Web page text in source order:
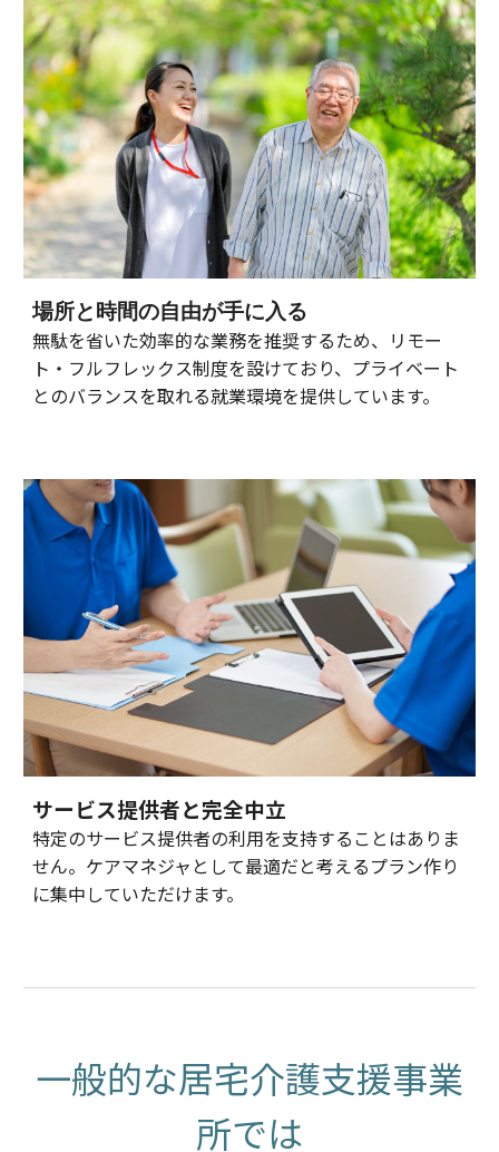
場所と時間の自由が手に入る
無駄を省いた効率的な業務を推奨するため、リモー
ト・フルフレックス制度を設けており、プライベート
とのバランスを取れる就業環境を提供しています。
サービス提供者と完全中立
特定のサービス提供者の利用を支持することはありま
せん。ケアマネジャとして最適だと考えるプラン作り
に集中していただけます。
一般的な居宅介護支援事業
所では